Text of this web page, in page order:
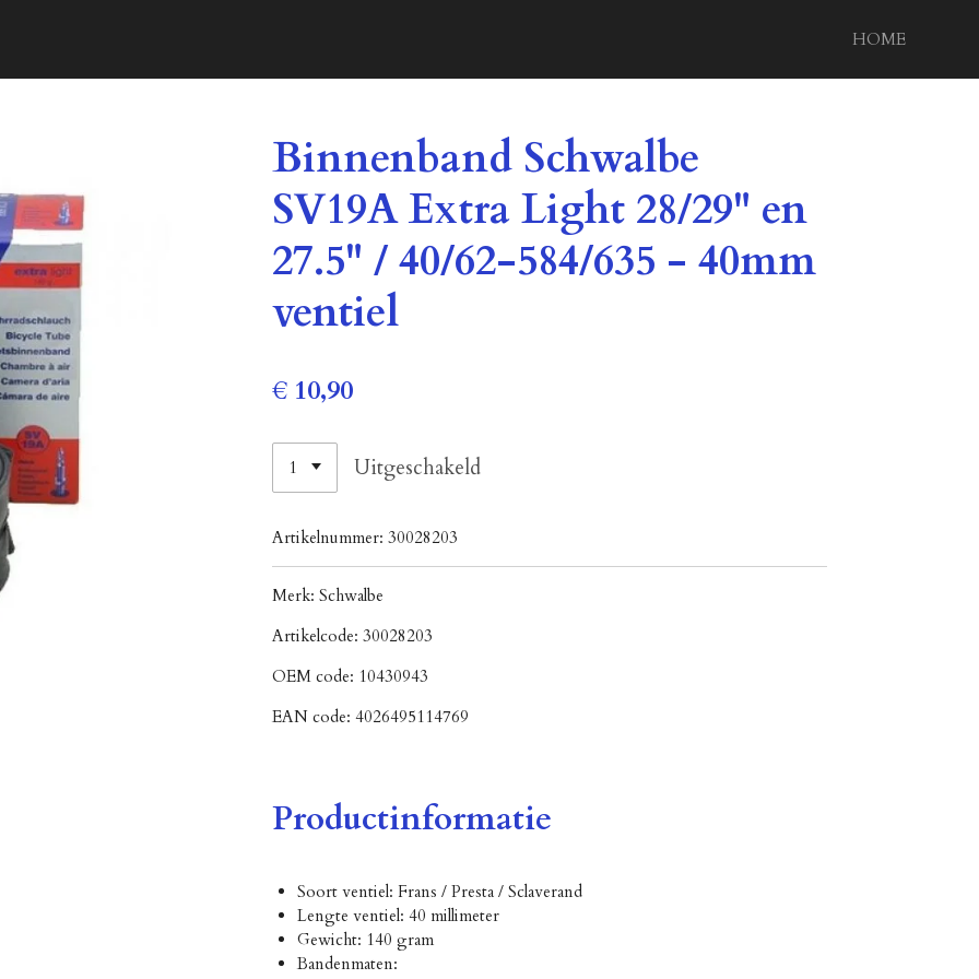
HOME
Binnenband Schwalbe
SV19A Extra Light 28/29" en
27.5" / 40/62-584/635 - 40mm
ventiel
€ 10,90
Uitgeschakeld
Artikelnummer: 30028203
Merk: Schwalbe
Artikelcode: 30028203
OEM code: 10430943
EAN code: 4026495114769
Productinformatie
Soort ventiel: Frans / Presta / Sclaverand
Lengte ventiel: 40 millimeter
Gewicht: 140 gram
Bandenmaten: